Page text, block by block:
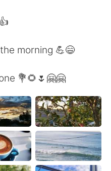
Việt
morning 💪😄
💐🌻🌷🤗🤗